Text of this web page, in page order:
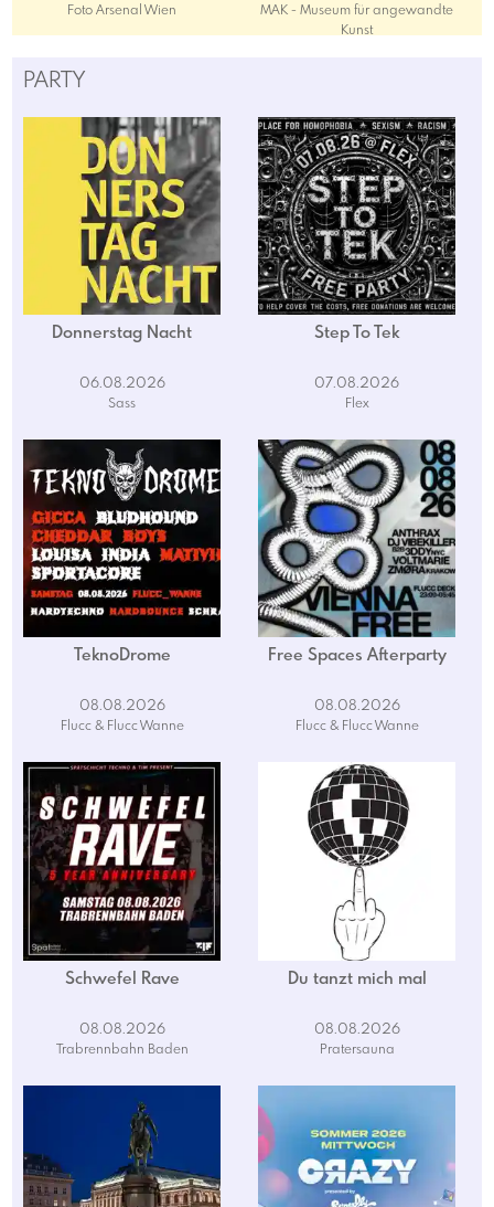
Foto Arsenal Wien
MAK - Museum für angewandte
Kunst
PARTY
Donnerstag Nacht
06.08.2026
Sass
Step To Tek
07.08.2026
Flex
TeknoDrome
08.08.2026
Flucc & Flucc Wanne
Free Spaces Afterparty
08.08.2026
Flucc & Flucc Wanne
Schwefel Rave
08.08.2026
Trabrennbahn Baden
Du tanzt mich mal
08.08.2026
Pratersauna